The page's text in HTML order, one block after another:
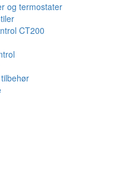
og termostater
CT200